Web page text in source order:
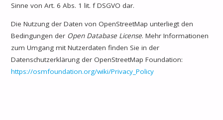
Sinne von Art. 6 Abs. 1 lit. f DSGVO dar.
Die Nutzung der Daten von OpenStreetMap unterliegt den
Bedingungen der Open Database License. Mehr Informationen
zum Umgang mit Nutzerdaten finden Sie in der
Datenschutzerklärung der OpenStreetMap Foundation:
https://osmfoundation.org/wiki/Privacy_Policy